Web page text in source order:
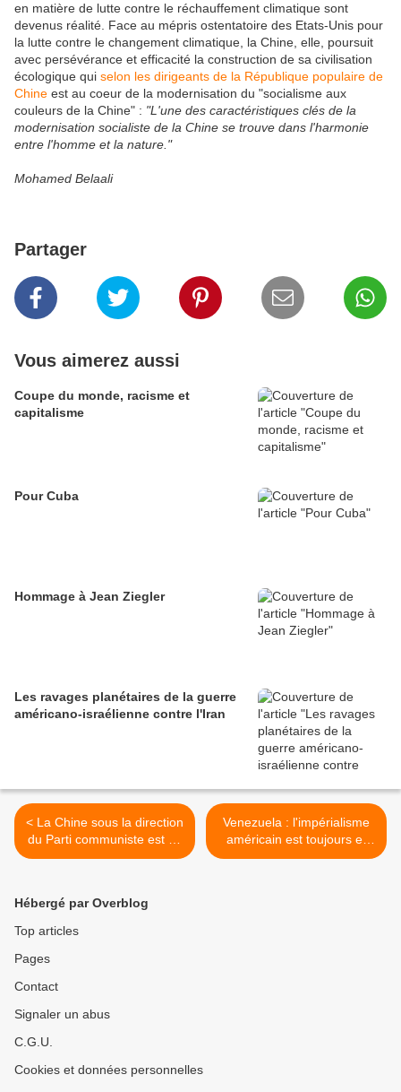
en matière de lutte contre le réchauffement climatique sont
devenus réalité. Face au mépris ostentatoire des Etats-Unis pour
la lutte contre le changement climatique, la Chine, elle, poursuit
avec persévérance et efficacité la construction de sa civilisation
écologique qui selon les dirigeants de la République populaire de
Chine est au coeur de la modernisation du "socialisme aux
couleurs de la Chine" : "L'une des caractéristiques clés de la
modernisation socialiste de la Chine se trouve dans l'harmonie
entre l'homme et la nature."
Mohamed Belaali
Partager
Vous aimerez aussi
Coupe du monde, racisme et
capitalisme
Pour Cuba
Hommage à Jean Ziegler
Les ravages planétaires de la guerre
américano-israélienne contre l'Iran
< La Chine sous la direction
du Parti communiste est en
passe de devenir la
Venezuela : l'impérialisme
américain est toujours et
partout l'ennemi des
Hébergé par Overblog
Top articles
Pages
Contact
Signaler un abus
C.G.U.
Cookies et données personnelles